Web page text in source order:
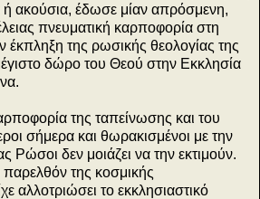
ή ακούσια, έδωσε μίαν απρόσμενη,
πνευματική καρποφορία στη
έκπληξη της ρωσικής θεολογίας της
δώρο του Θεού στην Εκκλησία
της ταπείνωσης και του
σήμερα και θωρακισμένοι με την
Ρώσοι δεν μοιάζει να την εκτιμούν.
παρελθόν της κοσμικής
αλλοτριώσει το εκκλησιαστικό